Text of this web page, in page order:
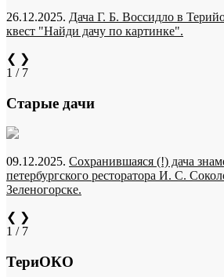
26.12.2025. Дача Г. Б. Воссидло в
квест "Найди дачу по картинке".
❮ ❯
1 / 7
Старые дачи
09.12.2025. Сохранившаяся (!) дача
петербургского ресторатора И. С.
Зеленогорске.
❮ ❯
1 / 7
ТериОКО